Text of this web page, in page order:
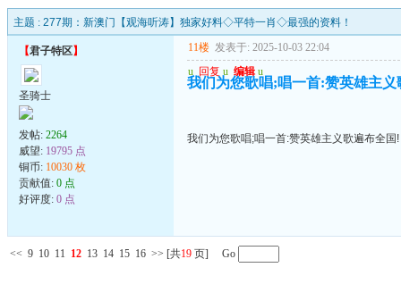
主题 : 277期：新澳门【观海听涛】独家好料◇平特一肖◇最强的资料！
【君子特区】
圣骑士
发帖: 2264
威望: 19795 点
铜币: 10030 枚
贡献值: 0 点
好评度: 0 点
11楼 发表于: 2025-10-03 22:04
u 回复 u 编辑 u
我们为您歌唱;唱一首:赞英雄主义
我们为您歌唱;唱一首:赞英雄主义歌遍布全国!
<< 9 10 11 12 13 14 15 16 >> [共19 页] Go